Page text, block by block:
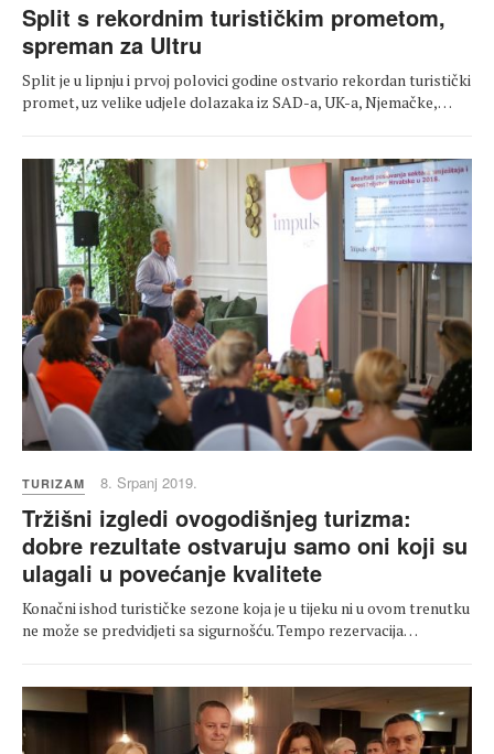
Split s rekordnim turističkim prometom,
spreman za Ultru
Split je u lipnju i prvoj polovici godine ostvario rekordan turistički
promet, uz velike udjele dolazaka iz SAD-a, UK-a, Njemačke,…
TURIZAM 8. Srpanj 2019.
Tržišni izgledi ovogodišnjeg turizma:
dobre rezultate ostvaruju samo oni koji su
ulagali u povećanje kvalitete
Konačni ishod turističke sezone koja je u tijeku ni u ovom trenutku
ne može se predvidjeti sa sigurnošću. Tempo rezervacija…